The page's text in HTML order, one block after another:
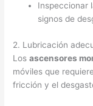
Inspeccionar
signos de
2. Lubricación
Losascensores
móviles que
fricción y el